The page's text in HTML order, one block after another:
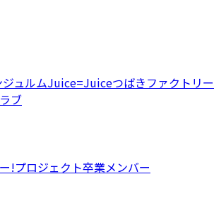
ジュルムJuice=Juiceつばきファクトリー
ブ
!プロジェクト卒業メンバー